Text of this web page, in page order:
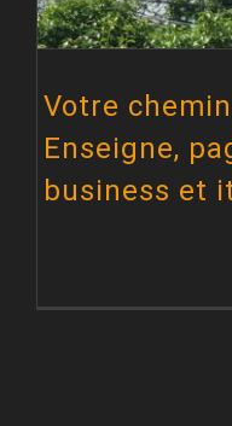
Votre
Enseigne,
business et